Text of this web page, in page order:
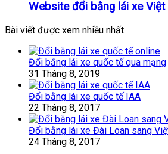
Website đổi bằng lái xe
Bài viết được xem nhiều nhất
Đổi bằng lái xe quốc tế qua mạng
31 Tháng 8, 2019
Đổi bằng lái xe quốc tế IAA
22 Tháng 8, 2017
Đổi bằng lái xe Đài Loan sang
24 Tháng 8, 2017